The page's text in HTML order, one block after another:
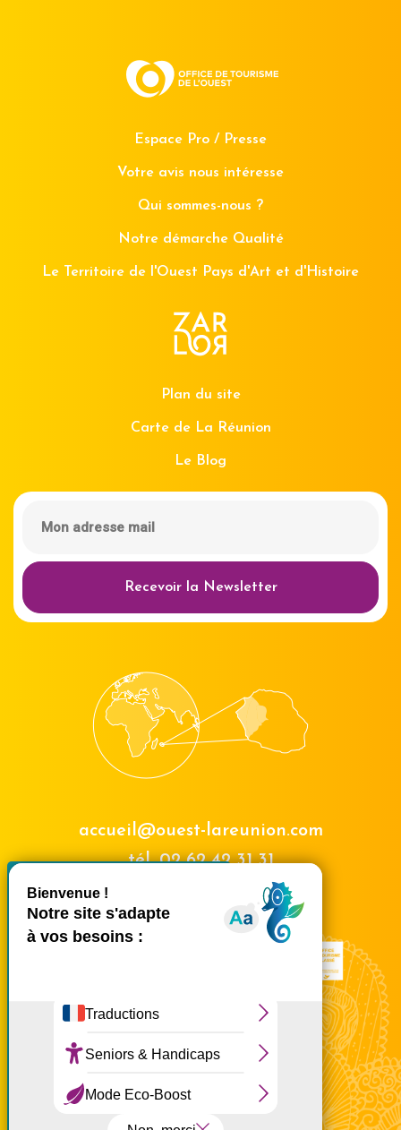
Tout accepter
Tout refuser
Masquer le
Espace Pro / Presse
Votre avis nous intéresse
Qui sommes-nous ?
Notre démarche Qualité
Le Territoire de l'Ouest Pays d'Art et d'Histoire
Plan du site
Carte de La Réunion
Le Blog
Recevoir la Newsletter
accueil@ouest-lareunion.com
tél.02 62 42 31 31
Nous rencontrer